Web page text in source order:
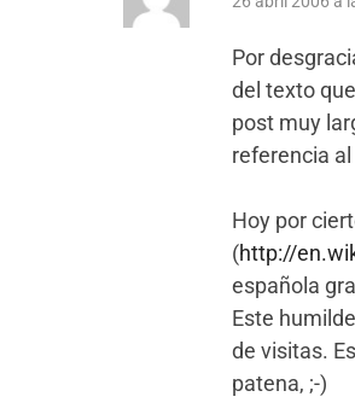
Por
del texto
post muy
referencia al
Hoy por
(http://
española
Este
de visitas.
patena, ;-)